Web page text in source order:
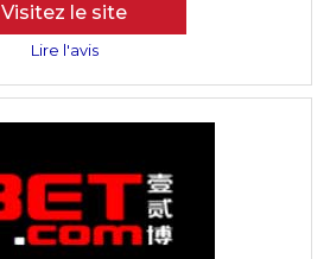
Visitez le site
Lire l'avis